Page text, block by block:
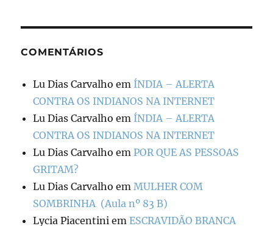
COMENTÁRIOS
Lu Dias Carvalho em ÍNDIA – ALERTA
CONTRA OS INDIANOS NA INTERNET
Lu Dias Carvalho em ÍNDIA – ALERTA
CONTRA OS INDIANOS NA INTERNET
Lu Dias Carvalho em POR QUE AS PESSOAS
GRITAM?
Lu Dias Carvalho em MULHER COM
SOMBRINHA (Aula nº 83 B)
Lycia Piacentini emESCRAVIDÃO BRANCA